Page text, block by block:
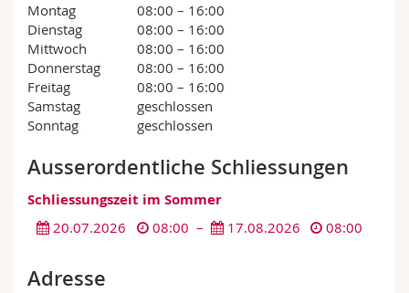
Weiterbildung
Philosophische Fak.
Fak. für Erziehungs- und Bildungswissenschaften
Interfakultär
Medien
Forschende
Doktorierende
Ortsplan
Bibliotheken
Vorlesungsverzeichnis
Montag
08:00 – 16:00
Dienstag
08:00 – 16:00
Mittwoch
08:00 – 16:00
Donnerstag
08:00 – 16:00
Freitag
08:00 – 16:00
Samstag
geschlossen
Sonntag
geschlossen
Ausserordentliche Schliessungen
Schliessungszeit im Sommer
20.07.2026 08:00 – 17.08.2026 08:00
Adresse